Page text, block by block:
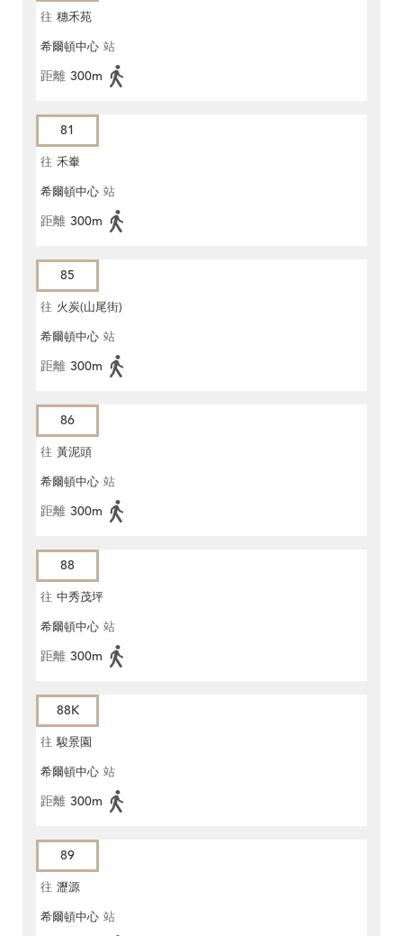
往 穗禾苑
希爾頓中心 站
距離 300m
81
往 禾輋
希爾頓中心 站
距離 300m
85
往 火炭(山尾街)
希爾頓中心 站
距離 300m
86
往 黃泥頭
希爾頓中心 站
距離 300m
88
往 中秀茂坪
希爾頓中心 站
距離 300m
88K
往 駿景園
希爾頓中心 站
距離 300m
89
往 瀝源
希爾頓中心 站